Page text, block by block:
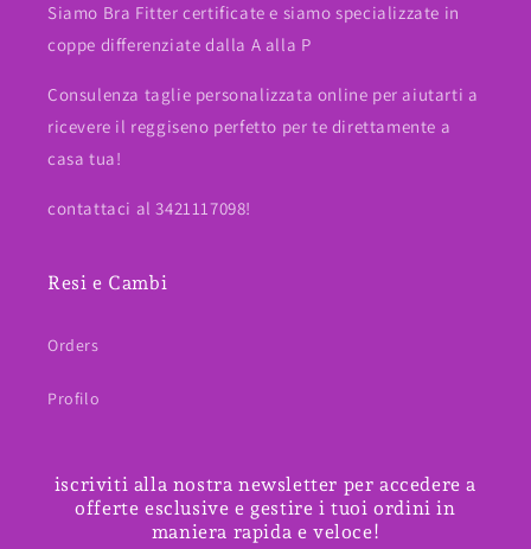
Siamo Bra Fitter certificate e siamo specializzate in
coppe differenziate dalla A alla P
Consulenza taglie personalizzata online per aiutarti a
ricevere il reggiseno perfetto per te direttamente a
casa tua!
contattaci al 3421117098!
Resi e Cambi
Orders
Profilo
iscriviti alla nostra newsletter per accedere a
offerte esclusive e gestire i tuoi ordini in
maniera rapida e veloce!